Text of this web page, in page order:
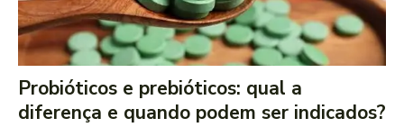
Probióticos e prebióticos: qual a
diferença e quando podem ser indicados?